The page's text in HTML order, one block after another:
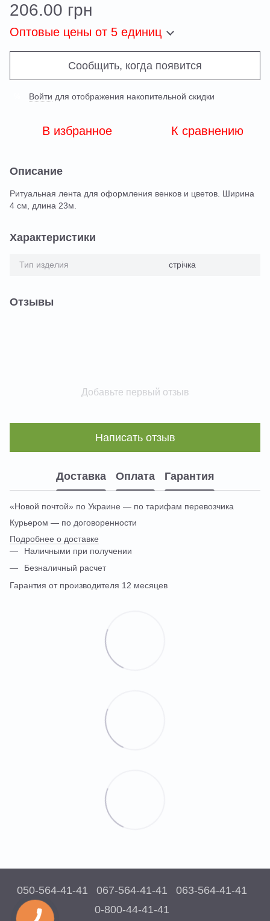
206.00 грн
Оптовые цены от 5 единиц
Сообщить, когда появится
Войти для отображения накопительной скидки
В избранное К сравнению
Описание
Ритуальная лента для оформления венков и цветов. Ширина
4 см, длина 23м.
Характеристики
Тип изделия стрічка
Отзывы
Добавьте первый отзыв
Написать отзыв
Доставка Оплата Гарантия
«Новой почтой» по Украине — по тарифам перевозчика
Курьером — по договоренности
Подробнее о доставке
Наличными при получении
Безналичный расчет
Гарантия от производителя 12 месяцев
050-564-41-41 067-564-41-41
063-564-41-41
0-800-44-41-41